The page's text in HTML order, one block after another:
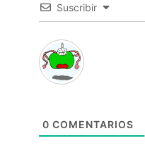
Suscribir
0 COMENTARIOS